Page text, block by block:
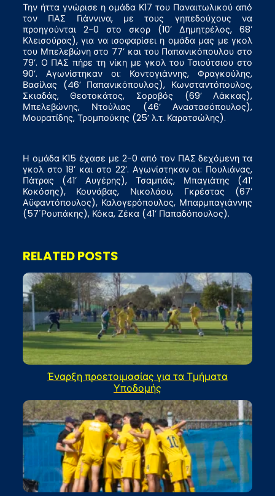
Την ήττα γνώρισε η ομάδα Κ17 του Παναιτωλικού από
τον ΠΑΣ Γιάννινα, με τους γηπεδούχους να
προηγούνται 2-0 στο σκορ (10’ Δημητρέλος, 68’
Κλεισούρας), για να ισοφαρίσει η ομάδα μας με γκολ
του Μπελεβώνη στο 77’ και του Παπανικόπουλου στο
79’. Ο ΠΑΣ πήρε τη νίκη με γκολ του Τσιούτσιου στο
90’. Αγωνίστηκαν οι: Κοντογιάννης, Φραγκούλης,
Βασίλας (46’ Παπανικόπουλος), Κωνσταντόπουλος,
Σκιαδάς, Θεοτοκάτος, Σοροβός (69’ Λάκκας),
Μπελεβώνης, Ντούλιας (46’ Αναστασόπουλος),
Μουρατίδης, Τρομπούκης (25’ λ.τ. Καρατσώλης).
Η ομάδα Κ15 έχασε με 2-0 από τον ΠΑΣ δεχόμενη τα
γκολ στο 18’ και στο 22’. Αγωνίστηκαν οι: Πουλιάνας,
Πάτρας (41’ Αυγέρης), Τσαμπάς, Μπαγιάτης (41’
Κοκόσης), Κουνάβας, Νικολάου, Γκρέστας (67’
Αϋφαντόπουλος), Καλογερόπουλος, Μπαρμπαγιάννης
(57΄Ρουπάκης), Κόκα, Ζέκα (41’ Παπαδόπουλος).
RELATED POSTS
Έναρξη προετοιμασίας για τα Τμήματα
Υποδομής